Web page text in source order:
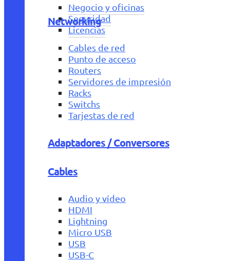
Negocio y oficinas
Seguridad
Licencias
Networking
Cables de red
Punto de acceso
Routers
Servidores de impresión
Racks
Switchs
Tarjestas de red
Adaptadores / Conversores
Cables
Audio y vídeo
HDMI
Lightning
Micro USB
USB
USB-C